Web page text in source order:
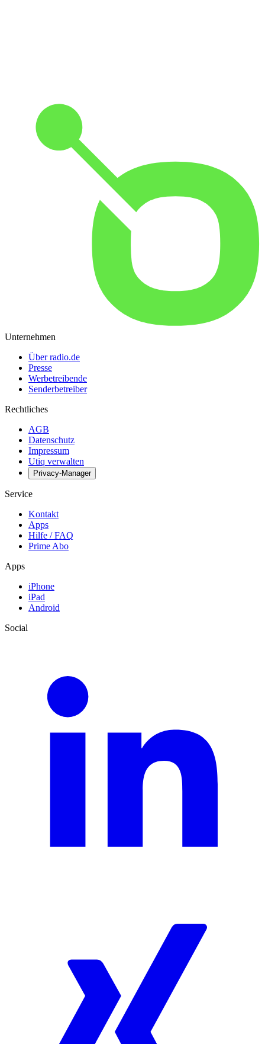
Unternehmen
Über radio.de
Presse
Werbetreibende
Senderbetreiber
Rechtliches
AGB
Datenschutz
Impressum
Utiq verwalten
Privacy-Manager
Service
Kontakt
Apps
Hilfe / FAQ
Prime Abo
Apps
iPhone
iPad
Android
Social